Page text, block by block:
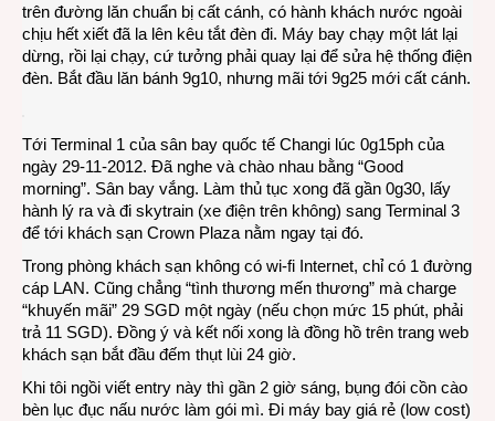
trên đường lăn chuẩn bị cất cánh, có hành khách nước ngoài
chịu hết xiết đã la lên kêu tắt đèn đi. Máy bay chạy một lát lại
dừng, rồi lại chạy, cứ tưởng phải quay lại để sửa hệ thống điện
đèn. Bắt đầu lăn bánh 9g10, nhưng mãi tới 9g25 mới cất cánh.
Tới Terminal 1 của sân bay quốc tế Changi lúc 0g15ph của
ngày 29-11-2012. Đã nghe và chào nhau bằng “Good
morning”. Sân bay vắng. Làm thủ tục xong đã gần 0g30, lấy
hành lý ra và đi skytrain (xe điện trên không) sang Terminal 3
để tới khách sạn Crown Plaza nằm ngay tại đó.
Trong phòng khách sạn không có wi-fi Internet, chỉ có 1 đường
cáp LAN. Cũng chẳng “tình thương mến thương” mà charge
“khuyến mãi” 29 SGD một ngày (nếu chọn mức 15 phút, phải
trả 11 SGD). Đồng ý và kết nối xong là đồng hồ trên trang web
khách sạn bắt đầu đếm thụt lùi 24 giờ.
Khi tôi ngồi viết entry này thì gần 2 giờ sáng, bụng đói cồn cào
bèn lục đục nấu nước làm gói mì. Đi máy bay giá rẻ (low cost)